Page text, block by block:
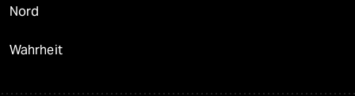
Nord
Wahrheit